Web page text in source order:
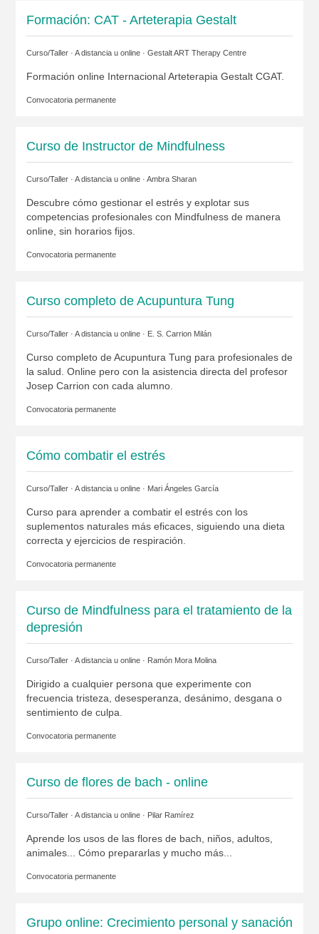
Formación: CAT - Arteterapia Gestalt
Curso/Taller · A distancia u online · Gestalt ART Therapy Centre
Formación online Internacional Arteterapia Gestalt CGAT.
Convocatoria permanente
Curso de Instructor de Mindfulness
Curso/Taller · A distancia u online · Ambra Sharan
Descubre cómo gestionar el estrés y explotar sus
competencias profesionales con Mindfulness de manera
online, sin horarios fijos.
Convocatoria permanente
Curso completo de Acupuntura Tung
Curso/Taller · A distancia u online · E. S. Carrion Milán
Curso completo de Acupuntura Tung para profesionales de
la salud. Online pero con la asistencia directa del profesor
Josep Carrion con cada alumno.
Convocatoria permanente
Cómo combatir el estrés
Curso/Taller · A distancia u online · Mari Ángeles García
Curso para aprender a combatir el estrés con los
suplementos naturales más eficaces, siguiendo una dieta
correcta y ejercicios de respiración.
Convocatoria permanente
Curso de Mindfulness para el tratamiento de la
depresión
Curso/Taller · A distancia u online · Ramón Mora Molina
Dirigido a cualquier persona que experimente con
frecuencia tristeza, desesperanza, desánimo, desgana o
sentimiento de culpa.
Convocatoria permanente
Curso de flores de bach - online
Curso/Taller · A distancia u online · Pilar Ramírez
Aprende los usos de las flores de bach, niños, adultos,
animales... Cómo prepararlas y mucho más...
Convocatoria permanente
Grupo online: Crecimiento personal y sanación